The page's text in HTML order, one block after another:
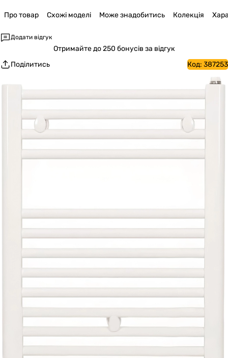
Про товар Схожі моделі Може знадобитись Колекція
Додати відгук
Отримайтедо 250 бонусів за відгук
Поділитись
Код: 387253